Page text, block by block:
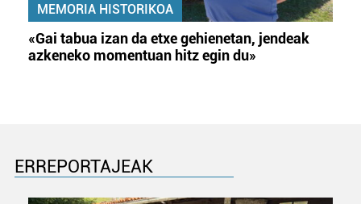
MEMORIA HISTORIKOA
«Gai tabua izan da etxe gehienetan, jendeak
azkeneko momentuan hitz egin du»
ERREPORTAJEAK